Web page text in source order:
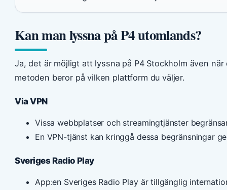
Kan man lyssna på P4 utomlands?
Ja, det är möjligt att lyssna på P4 Stockholm även
metoden beror på vilken plattform du väljer.
Via VPN
Vissa webbplatser och streamingtjänster
En VPN-tjänst kan kringgå dessa begränsningar
Sveriges Radio Play
App:en Sveriges Radio Play är tillgänglig